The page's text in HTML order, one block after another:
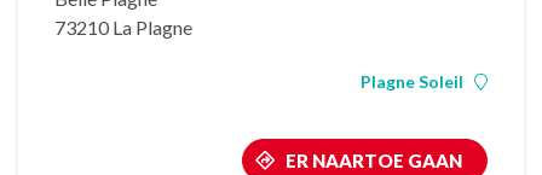
73210 La Plagne
Plagne Soleil
ER NAARTOE GAAN